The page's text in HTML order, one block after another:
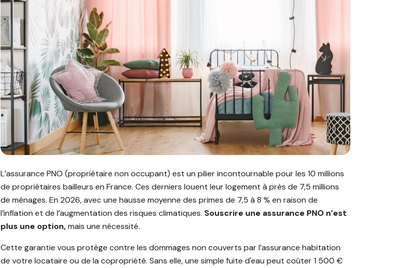
L’assurance PNO (propriétaire non occupant) est un pilier incontournable pour les 10 millions
de propriétaires bailleurs en France. Ces derniers louent leur logement à près de 7,5 millions
de ménages. En 2026, avec une hausse moyenne des primes de 7,5 à 8 % en raison de
l’inflation et de l’augmentation des risques climatiques. Souscrire une assurance PNO n’est
plus une option,mais une nécessité.
Cette garantie vous protège contre les dommages non couverts par l’assurance habitation
de votre locataire ou de la copropriété. Sans elle, une simple fuite d'eau peut coûter 1 500 €